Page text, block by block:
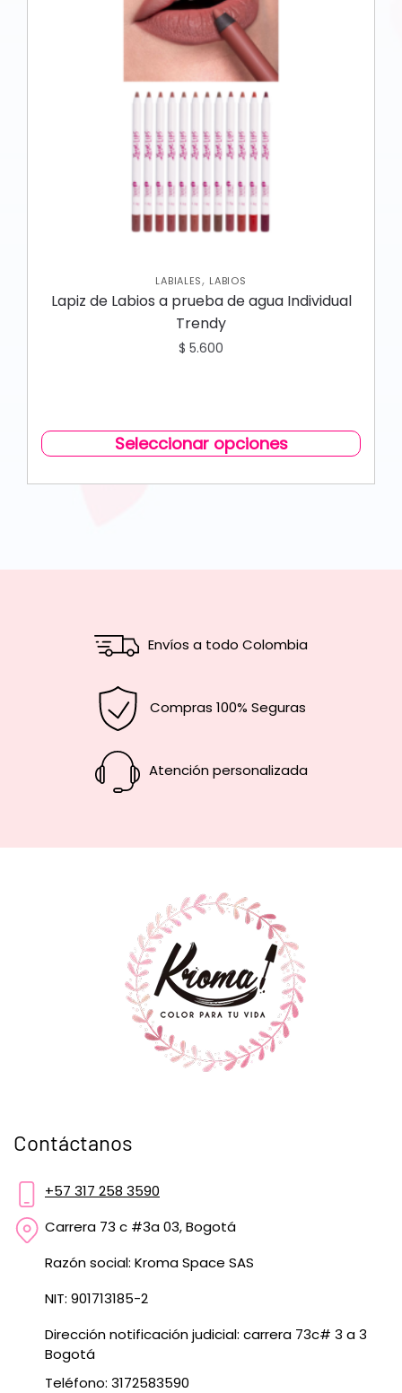
LABIALES, LABIOS
Lapiz de Labios a prueba de agua Individual
Trendy
$ 5.600
Seleccionar opciones
Envíos a todo Colombia
Compras 100% Seguras
Atención personalizada
Contáctanos
+57 317 258 3590
Carrera 73 c #3a 03, Bogotá
Razón social: Kroma Space SAS
NIT: 901713185-2
Dirección notificación judicial: carrera 73c# 3 a 3
Bogotá
Teléfono: 3172583590